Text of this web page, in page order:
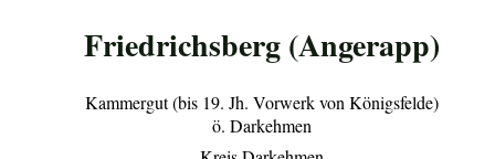
Friedrichsberg (Angerapp)
Kammergut (bis 19. Jh. Vorwerk von Königsfelde)
ö. Darkehmen